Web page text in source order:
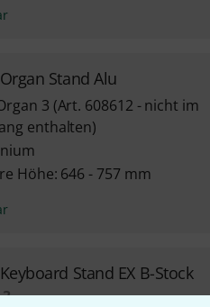
Organ Stand Alu
3 (Art. 608612 - nicht im
enthalten)
Höhe: 646 - 757 mm
Keyboard Stand EX B-Stock
3